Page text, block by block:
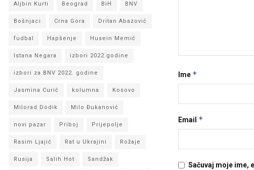
Ime *
Email *
Sačuvaj moje ime,
Aljbin Kurti Beograd BiH BNV
Bošnjaci Crna Gora Dritan Abazović
fudbal Hapšenje Husein Memić
Istana Negara izbori 2022.godine
izbori za BNV 2022. godine
Jasmina Curić kolumna Kosovo
Milorad Dodik Milo Đukanović
novi pazar Priboj Prijepolje
Rasim Ljajić Rat u Ukrajini Rožaje
Rusija Salih Hot Sandžak